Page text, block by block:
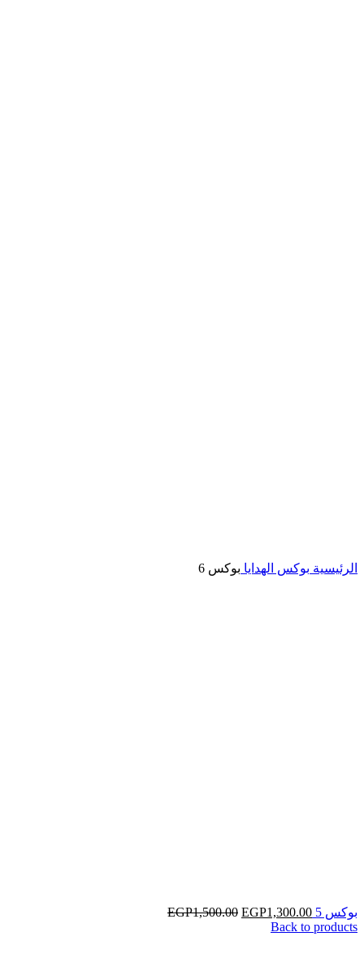
الرئيسية بوكس الهدايا بوكس 6
بوكس 5 EGP1,500.00 EGP1,300.00
Back to products